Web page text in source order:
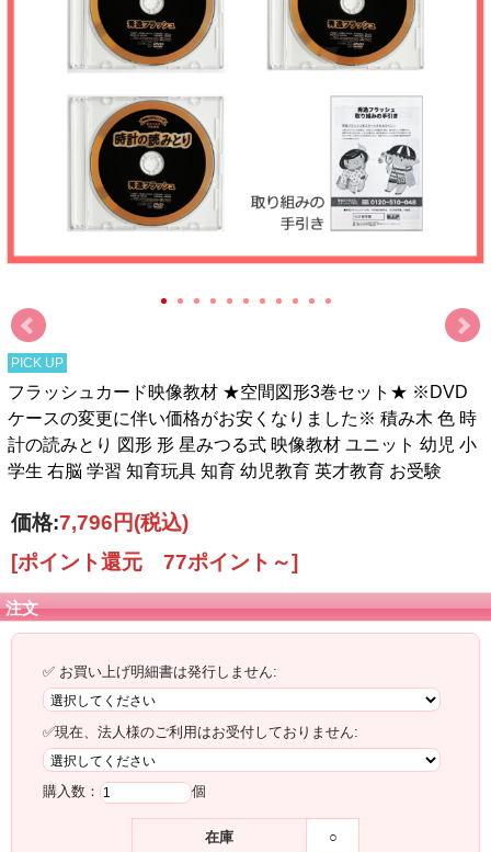
PICK UP
フラッシュカード映像教材 ★空間図形3巻セット★ ※DVD
ケースの変更に伴い価格がお安くなりました※ 積み木 色 時
計の読みとり 図形 形 星みつる式 映像教材 ユニット 幼児 小
学生 右脳 学習 知育玩具 知育 幼児教育 英才教育 お受験
価格:7,796円(税込)
[ポイント還元 77ポイント～]
注文
✅ お買い上げ明細書は発行しません:
✅現在、法人様のご利用はお受付しておりません:
購入数： 個
在庫 ○